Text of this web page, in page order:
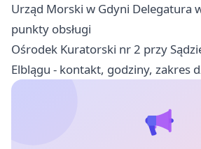
Urząd Morski w Gdyni Delegatura
punkty obsługi
Ośrodek Kuratorski nr 2 przy
Elblągu - kontakt, godziny, zakres